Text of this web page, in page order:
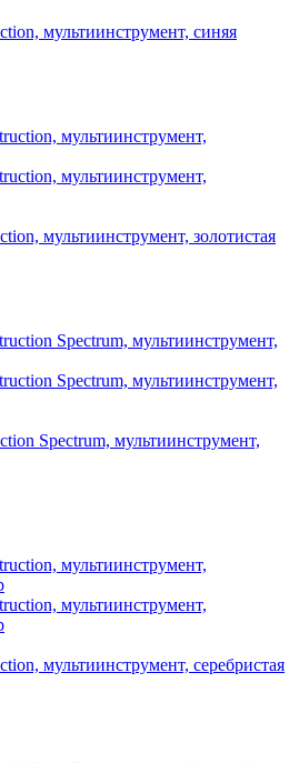
мультиинструмент, синяя
мультиинструмент, золотистая
Spectrum, мультиинструмент,
мультиинструмент, серебристая